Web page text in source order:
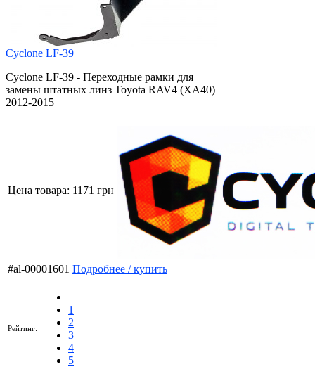
Cyclone LF-39
Cyclone LF-39 - Переходные рамки для
замены штатных линз Toyota RAV4 (XA40)
2012-2015
Цена товара: 1171 грн
#al-00001601 Подробнее / купить
Рейтинг:
1
2
3
4
5